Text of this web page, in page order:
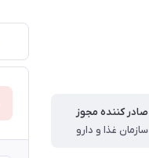
صادر کننده مجوز
سازمان غذا و دارو